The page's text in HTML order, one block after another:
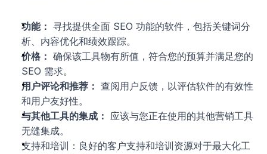
功能： 寻找提供全面 SEO 功能的软件，包括关键词分
析、内容优化和绩效跟踪。
价格： 确保该工具物有所值，符合您的预算并满足您的
SEO 需求。
用户评论和推荐： 查阅用户反馈，以评估软件的有效性
和用户友好性。
与其他工具的集成： 应该与您正在使用的其他营销工具
无缝集成。
支持和培训：良好的客户支持和培训资源对于最大化工